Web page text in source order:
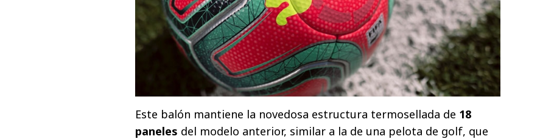
Este balón mantiene la novedosa estructura termosellada de 18
paneles del modelo anterior, similar a la de una pelota de golf, que